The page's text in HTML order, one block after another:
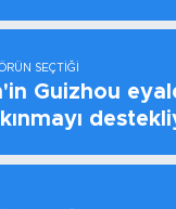
SEÇTIĞI
Guizhou